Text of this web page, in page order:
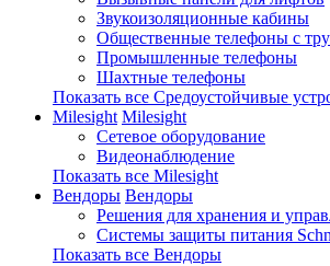
Звукоизоляционные кабины
Общественные телефоны с
Промышленные телефоны
Шахтные телефоны
Показать все Средоустойчивые
Milesight Milesight
Сетевое оборудование
Видеонаблюдение
Показать все Milesight
Вендоры Вендоры
Решения для хранения и
Системы защиты питания
Показать все Вендоры